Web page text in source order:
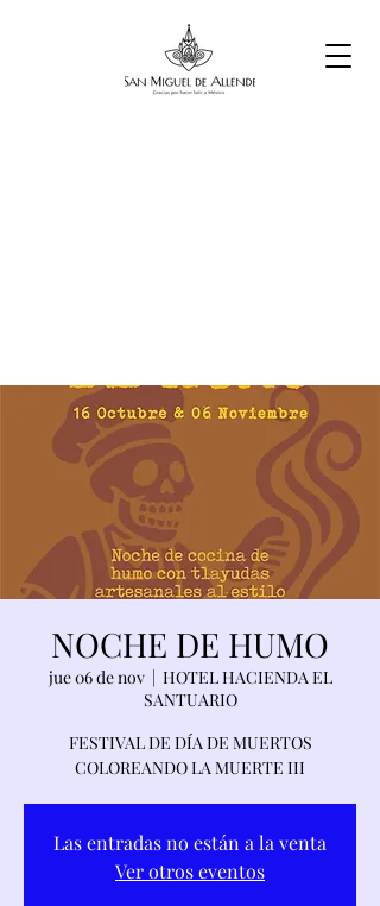
NOCHE DE HUMO
jue 06 de nov
  |
HOTEL HACIENDA EL
SANTUARIO
FESTIVAL DE DÍA DE MUERTOS
COLOREANDO LA MUERTE III
Las entradas no están a la venta
Ver otros eventos